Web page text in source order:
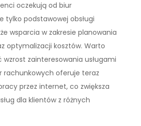
oczekują od biur
tylko podstawowej obsługi
wsparcia w zakresie planowania
optymalizacji kosztów. Warto
wzrost zainteresowania usługami
rachunkowych oferuje teraz
przez internet, co zwiększa
dla klientów z różnych